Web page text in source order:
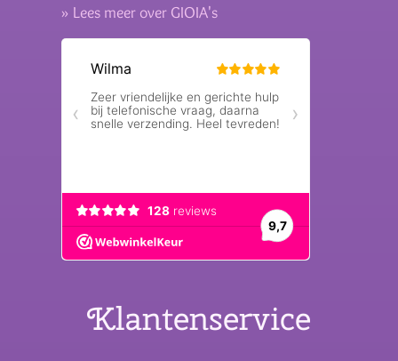
» Lees meer over GIOIA's
Klantenservice